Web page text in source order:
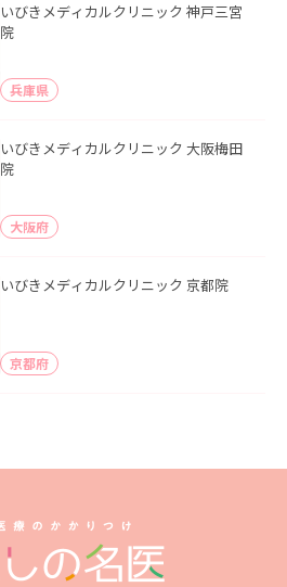
いびきメディカルクリニック 神戸三宮
院
兵庫県
いびきメディカルクリニック 大阪梅田
院
大阪府
いびきメディカルクリニック 京都院
京都府